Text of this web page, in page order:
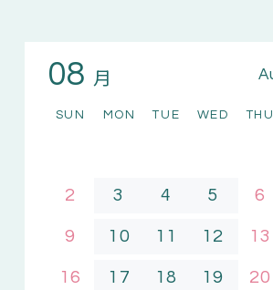
08 月
SUN MON TUE WED THU
2 3 4 5 6
9 10 11 12 13
16 17 18 19 20